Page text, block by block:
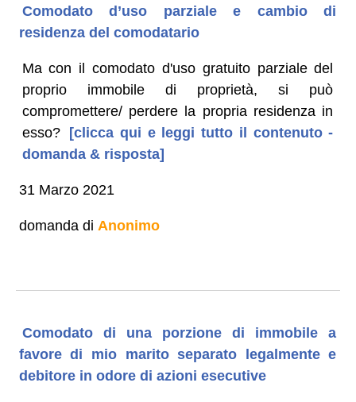
Comodato d’uso parziale e cambio di
residenza del comodatario
Ma con il comodato d'uso gratuito parziale del
proprio immobile di proprietà, si può
compromettere/ perdere la propria residenza in
esso?
[clicca qui e leggi tutto il contenuto -
domanda & risposta]
31 Marzo 2021
domanda di Anonimo
Comodato di una porzione di immobile a
favore di mio marito separato legalmente e
debitore in odore di azioni esecutive